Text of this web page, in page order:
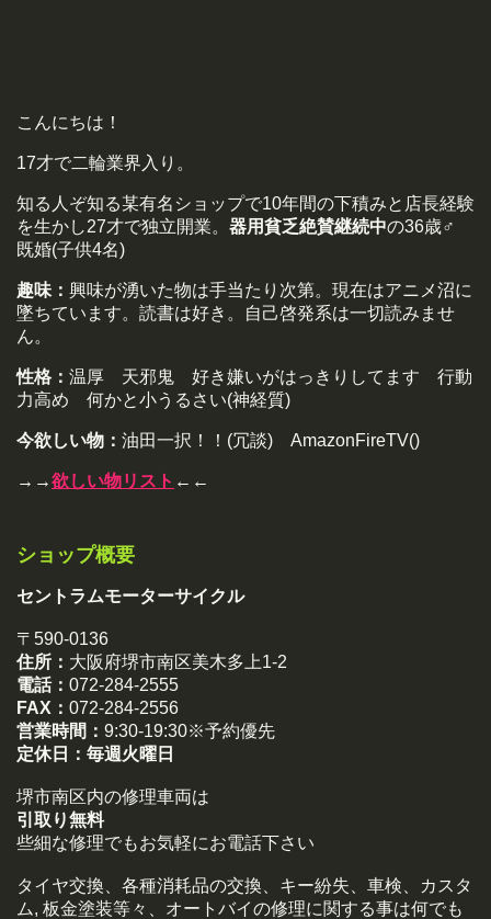
こんにちは！
17才で二輪業界入り。
知る人ぞ知る某有名ショップで10年間の下積みと店長経験
を生かし27才で独立開業。 器用貧乏絶賛継続中の36歳♂
既婚(子供4名)
趣味： 興味が湧いた物は手当たり次第。現在はアニメ沼に
墜ちています。読書は好き。自己啓発系は一切読みませ
ん。
性格： 温厚 天邪鬼 好き嫌いがはっきりしてます 行動
力高め 何かと小うるさい(神経質)
今欲しい物： 油田一択！！(冗談) AmazonFireTV()
→→欲しい物リスト ←←
ショップ概要
セントラムモーターサイクル
〒590-0136
住所： 大阪府堺市南区美木多上1-2
電話： 072-284-2555
FAX： 072-284-2556
営業時間： 9:30-19:30※予約優先
定休日： 毎週火曜日
堺市南区内の修理車両は
引取り無料
些細な修理でもお気軽にお電話下さい
タイヤ交換、各種消耗品の交換、キー紛失、車検、カスタ
ム, 板金塗装等々、オートバイの修理に関する事は何でも